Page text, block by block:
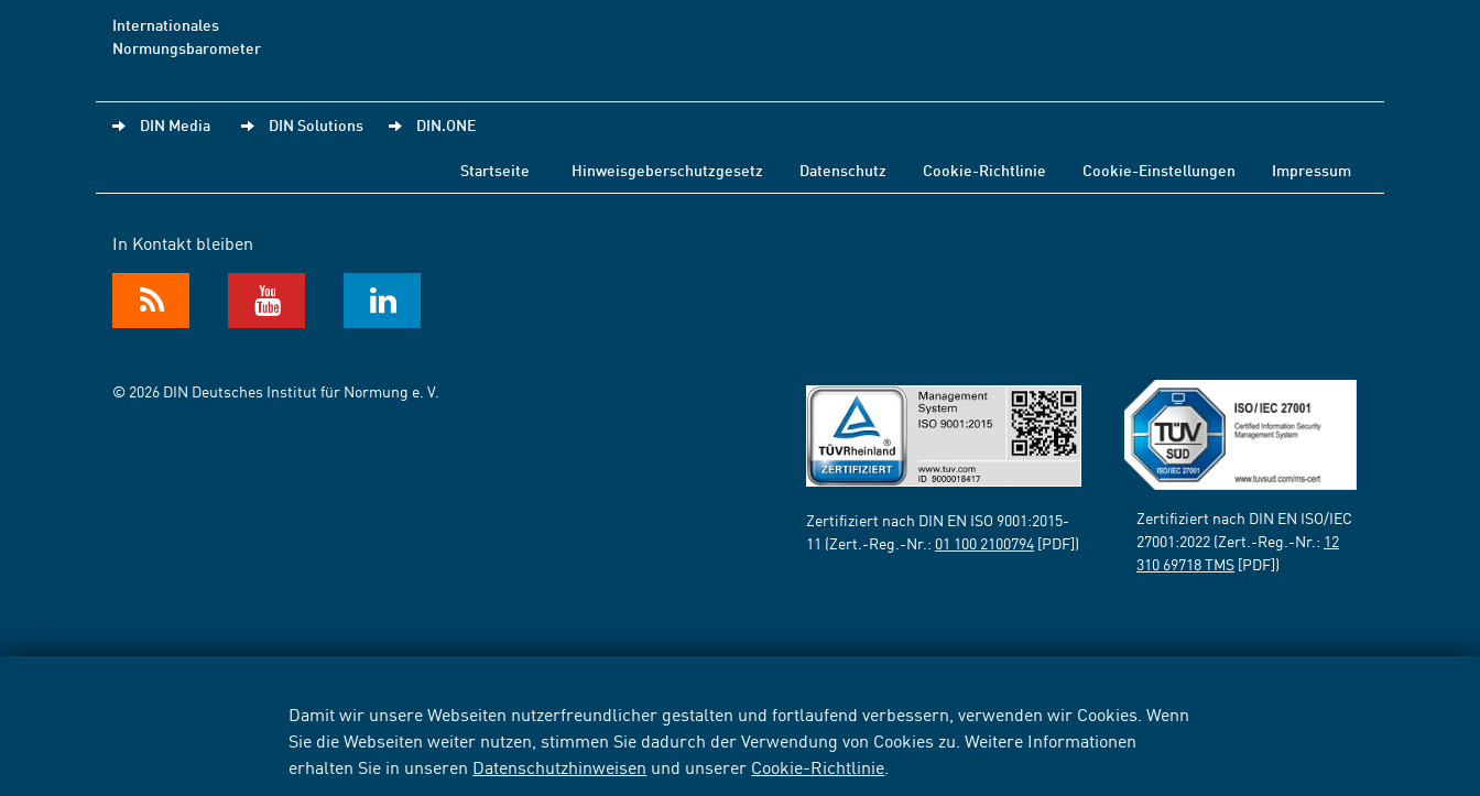
Damit wir unsere Webseiten nutzerfreundlicher gestalten und fortlaufend verbessern, verwenden wir Cookies. Wenn
Sie die Webseiten weiter nutzen, stimmen Sie dadurch der Verwendung von Cookies zu. Weitere Informationen
erhalten Sie in unseren Datenschutzhinweisen und unserer Cookie-Richtlinie
Internationales
Normungsbarometer
DIN Media DIN Solutions DIN.ONE
Startseite Hinweisgeberschutzgesetz Datenschutz Cookie-Richtlinie Cookie-Einstellungen Impressum
In Kontakt bleiben
© 2026 DIN Deutsches Institut für Normung e. V.
Zertifiziert nach DIN EN ISO 9001:2015-
11 (Zert.-Reg.-Nr.: 01 100 2100794 [PDF])
Zertifiziert nach DIN EN ISO/IEC
27001:2022 (Zert.-Reg.-Nr.: 12
310 69718 TMS [PDF])